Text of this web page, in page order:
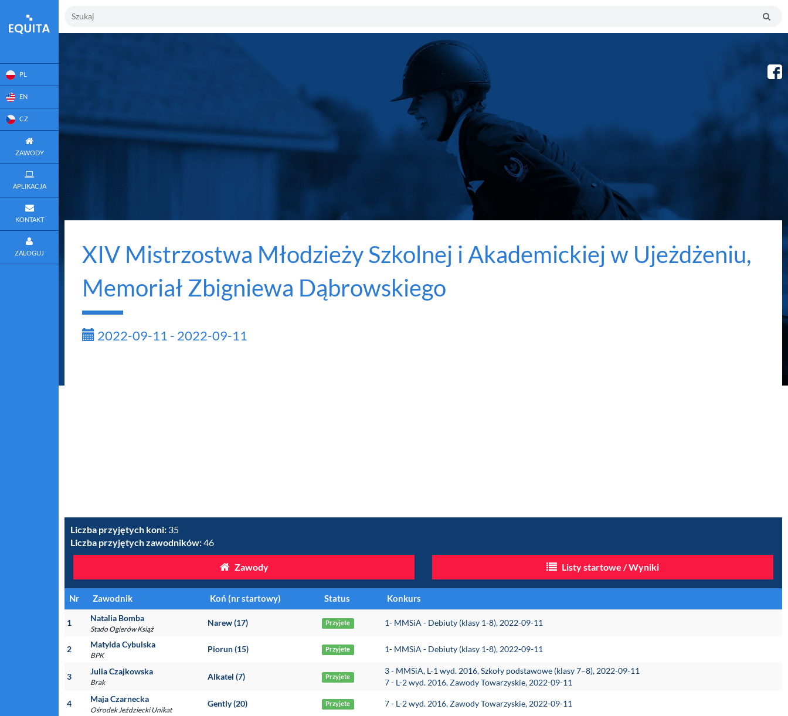
PL
EN
CZ
ZAWODY
APLIKACJA
KONTAKT
ZALOGUJ
XIV Mistrzostwa Młodzieży Szkolnej i Akademickiej w Ujeżdżeniu,
Memoriał Zbigniewa Dąbrowskiego
2022-09-11 - 2022-09-11
Liczba przyjętych koni: 35
Liczba przyjętych zawodników:46
Zawody Listy startowe / Wyniki
Nr Zawodnik Koń (nr startowy) Status Konkurs
1 Natalia Bomba
Stado Ogierów Książ
Narew (17) Przyjete 1- MMSiA - Debiuty (klasy 1-8), 2022-09-11
2 Matylda Cybulska
BPK
Piorun (15) Przyjete 1- MMSiA - Debiuty (klasy 1-8), 2022-09-11
3
Julia Czajkowska
Brak
Alkatel (7) Przyjete
3 - MMSiA, L-1 wyd. 2016, Szkoły podstawowe (klasy 7–8), 2022-09-11
7 - L-2 wyd. 2016, Zawody Towarzyskie, 2022-09-11
4 Maja Czarnecka
Ośrodek Jeździecki Unikat
Gently (20) Przyjete 7 - L-2 wyd. 2016, Zawody Towarzyskie, 2022-09-11